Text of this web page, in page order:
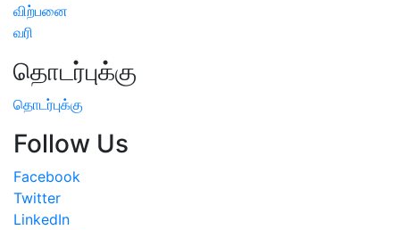
விற்பனை
வரி
தொடர்புக்கு
தொடர்புக்கு
Follow Us
Facebook
Twitter
LinkedIn